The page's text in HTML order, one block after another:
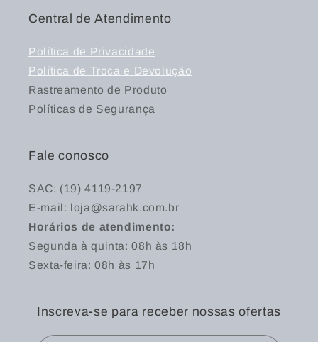
Central de Atendimento
Política de Privacidade
Política de Troca e Devolução
Rastreamento de Produto
Políticas de Segurança
Fale conosco
SAC: (19) 4119-2197
E-mail: loja@sarahk.com.br
Horários de atendimento:
Segunda à quinta: 08h às 18h
Sexta-feira: 08h às 17h
Inscreva-se para receber nossas ofertas